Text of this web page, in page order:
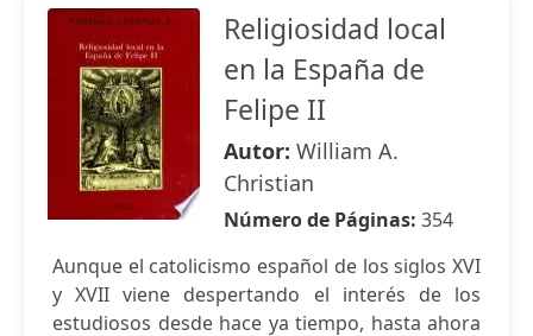
Religiosidad local
en la España de
Felipe II
Autor: William A.
Christian
Número de Páginas: 354
Aunque el catolicismo español de los siglos XVI
y XVII viene despertando el interés de los
estudiosos desde hace ya tiempo, hasta ahora